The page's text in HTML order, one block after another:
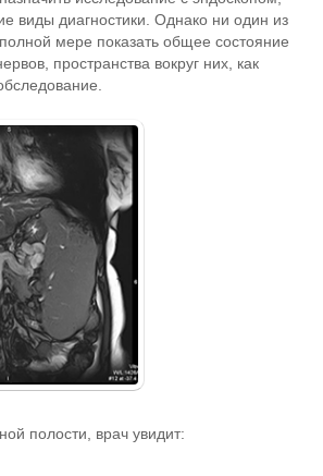
виды диагностики. Однако ни один из
мере показать общее состояние
пространства вокруг них, как
полости, врач увидит: